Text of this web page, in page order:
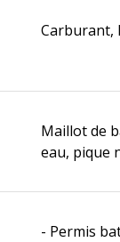
Carburant,
Maillot de
eau, pique
- Permis